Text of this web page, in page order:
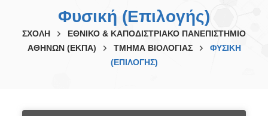
Φυσική (Επιλογής)
ΣΧΟΛΗ
ΕΘΝΙΚΟ & ΚΑΠΟΔΙΣΤΡΙΑΚΟ ΠΑΝΕΠΙΣΤΗΜΙΟ
ΑΘΗΝΩΝ (ΕΚΠΑ)
ΤΜΗΜΑ ΒΙΟΛΟΓΙΑΣ
ΦΥΣΙΚΉ
(ΕΠΙΛΟΓΉΣ)